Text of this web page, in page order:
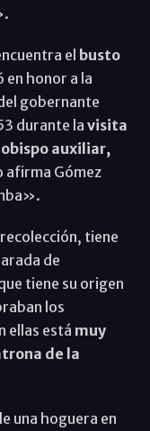
el busto
en honor a la
gobernante
durante la visita
auxiliar,
afirma Gómez
tiene
de
tiene su origen
los
ellas está muy
de la
una hoguera en